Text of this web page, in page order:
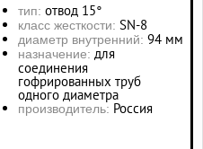
тип: отвод 15°
класс жесткости: SN-8
диаметр внутренний: 94 мм
назначение: для
соединения
гофрированных труб
одного диаметра
производитель: Россия